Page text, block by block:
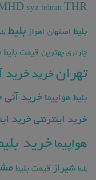
syz tehran THR
بلیط اصفهان اهواز بلیط
چارتری بهترین قیمت بلیط
تهران خرید خرید
بلیط هواپیما خرید آنی
خرید اینترنتی خرید
هواپیما خرید
بلیط شیراز قیمت بلیط